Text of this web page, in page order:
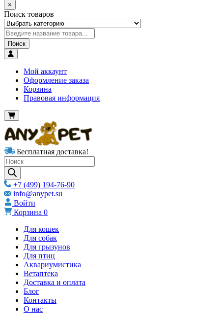
×
Поиск товаров
Поиск
Мой аккаунт
Оформление заказа
Корзина
Правовая информация
Бесплатная доставка!
Products
search
+7 (499) 194-76-90
info@anypet.su
Войти
Корзина 0
Для кошек
Для собак
Для грызунов
Для птиц
Аквариумистика
Ветаптека
Доставка и оплата
Блог
Контакты
О нас